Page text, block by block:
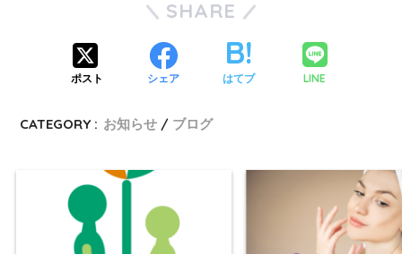
SHARE
ポスト シェア はてブ LINE
CATEGORY : お知らせ ブログ